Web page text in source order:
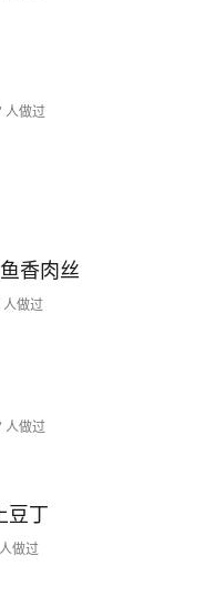
人做过
香肉丝
做过
人做过
豆丁
做过